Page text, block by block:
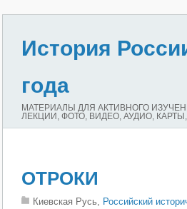
История
года
МАТЕРИАЛЫ ДЛЯ АКТИВНОГО
ЛЕКЦИИ, ФОТО, ВИДЕО, АУДИО,
ОТРОКИ
Киевская Русь, Российский